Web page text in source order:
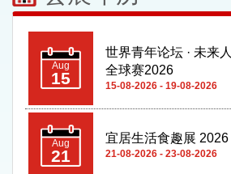
Aug
15
世界青年论坛 · 未来
全球赛2026
15-08-2026 - 19-08-2026
Aug
21
宜居生活食趣展 2026
21-08-2026 - 23-08-2026